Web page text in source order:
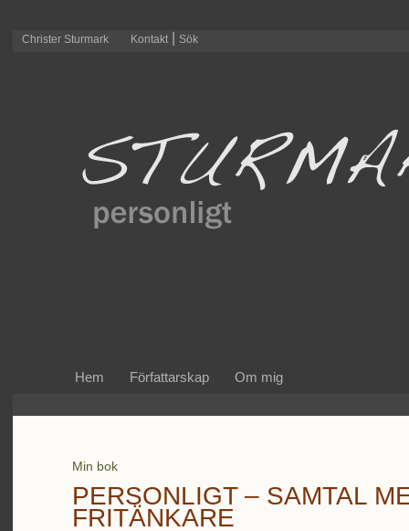
Christer Sturmark Kontakt| Sök
Hem Författarskap Om mig
Min bok
PERSONLIGT – SAMTAL
FRITÄNKARE